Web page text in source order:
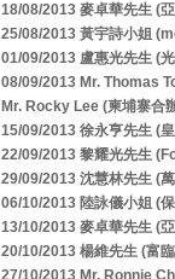
18/08/2013 麥卓華先生 (
25/08/2013 黃宇詩小姐
01/09/2013 盧惠光先生 (
08/09/2013 Mr. Thomas
Mr. Rocky Lee (柬埔寨合
15/09/2013 徐永亨先生 (
22/09/2013 黎耀光先生
29/09/2013 沈慧林先生 (
06/10/2013 陸詠儀小姐 (
13/10/2013 麥卓華先生 (
20/10/2013 楊維先生 (富
27/10/2013 Mr. Ronnie